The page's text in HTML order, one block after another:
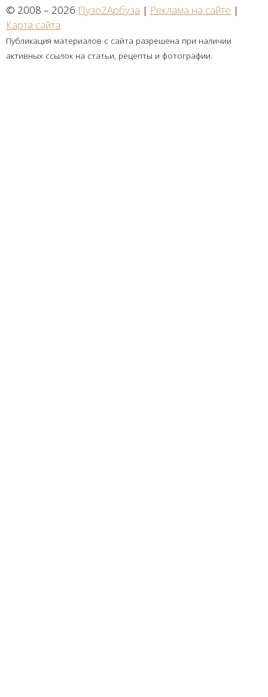
© 2008 – 2026 Пузо2Арбуза | Реклама на сайте |
Карта сайта
Публикация материалов с сайта разрешена при наличии
активных ссылок на статьи, рецепты и фотографии.